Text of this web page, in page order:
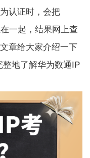
认证时，会把
一起，结果网上查
章给大家介绍一下
整地了解华为数通IP